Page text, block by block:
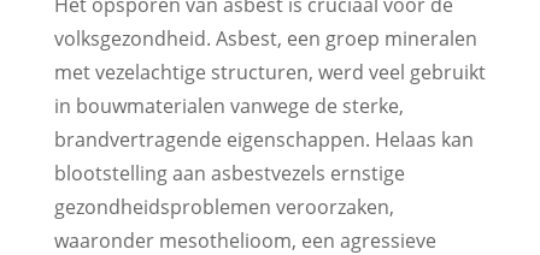
volksgezondheid. Asbest, een groep mineralen
met vezelachtige structuren, werd veel gebruikt
in bouwmaterialen vanwege de sterke,
brandvertragende eigenschappen. Helaas kan
blootstelling aan asbestvezels ernstige
gezondheidsproblemen veroorzaken,
waaronder mesothelioom, een agressieve